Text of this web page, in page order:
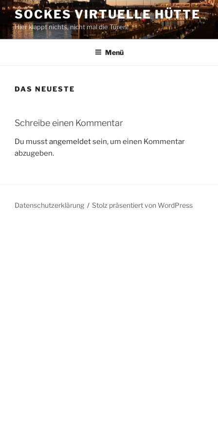
Zum
Inhalt
springen
SOCKES VIRTUELLE HÜTTE
Hier klappt nichts, nicht mal die Türen!
Menü
DAS NEUESTE
Schreibe einen Kommentar
Du musstangemeldetsein, um einen Kommentar
abzugeben.
Datenschutzerklärung Stolz präsentiert von WordPress